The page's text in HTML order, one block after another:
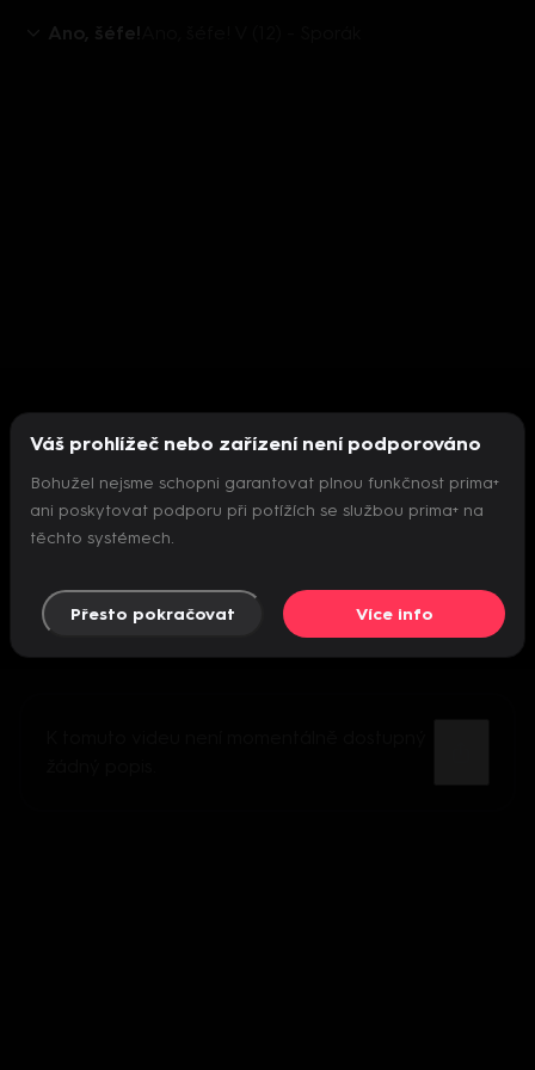
Ano, šéfe!
Nepodařilo se inicializovat přehrávač
Váš prohlížeč nebo zařízení není podporováno
Bohužel nejsme schopni garantovat plnou funkčnost prima+
ani poskytovat podporu při potížích se službou prima+ na
těchto systémech.
Přesto pokračovat Více info